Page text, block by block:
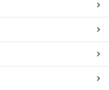
З Алізе Супер
зимові шапки,
та жилети.
виробів й